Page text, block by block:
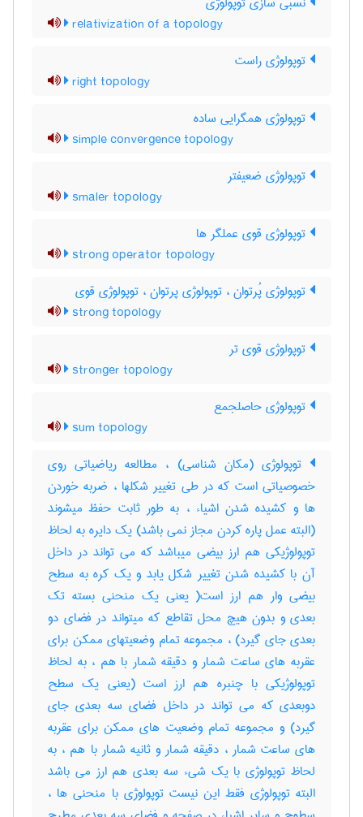
relativization of a topology
توپولوژی راست
right topology
توپولوژی همگرایی ساده
simple convergence topology
توپولوژی ضعیفتر
smaler topology
توپولوژی قوی عملگر ها
strong operator topology
توپولوژی پُرتوان ، توپولوژی پرتوان ، توپولوژی قوی
strong topology
توپولوژی قوی تر
stronger topology
توپولوژی حاصلجمع
sum topology
توپولوژی (مکان شناسی) ، مطالعه ریاضیاتی روی
خصوصیاتی است که در طی تغییر شکلها ، ضربه خوردن
ها و کشیده شدن اشیاء ، به طور ثابت حفظ میشوند
(البته عمل پاره کردن مجاز نمی باشد) یک دایره به لحاظ
توپولوژیکی هم ارز بیضی میباشد که می تواند در داخل
آن با کشیده شدن تغییر شکل یابد و یک کره به سطح
بیضی وار هم ارز است( یعنی یک منحنی بسته تک
بعدی و بدون هیچ محل تقاطع که میتواند در فضای دو
بعدی جای گیرد) ، مجموعه تمام وضعیتهای ممکن برای
عقربه های ساعت شمار و دقیقه شمار با هم ، به لحاظ
توپولوژیکی با چنبره هم ارز است (یعنی یک سطح
دوبعدی که می تواند در داخل فضای سه بعدی جای
گیرد) و مجموعه تمام وضعیت های ممکن برای عقربه
های ساعت شمار ، دقیقه شمار و ثانیه شمار با هم ، به
لحاظ توپولوژی با یک شیء سه بعدی هم ارز می باشد
البته توپولوژی فقط این نیست توپولوژی با منحنی ها ،